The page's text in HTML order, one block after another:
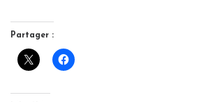
Partager :